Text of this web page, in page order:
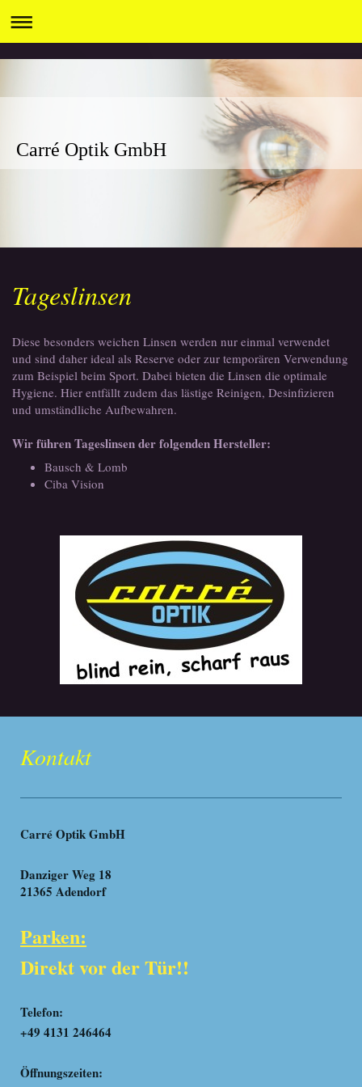
Carré Optik GmbH
Tageslinsen
Diese besonders weichen Linsen werden nur einmal verwendet
und sind daher ideal als Reserve oder zur temporären Verwendung
zum Beispiel beim Sport. Dabei bieten die Linsen die optimale
Hygiene. Hier entfällt zudem das lästige Reinigen, Desinfizieren
und umständliche Aufbewahren.
Wir führen Tageslinsen der folgenden Hersteller:
Bausch & Lomb
Ciba Vision
Kontakt
Carré Optik GmbH
Danziger Weg 18
21365 Adendorf
Parken:
Direkt vor der Tür!!
Telefon:
+49 4131 246464
Öffnungszeiten: